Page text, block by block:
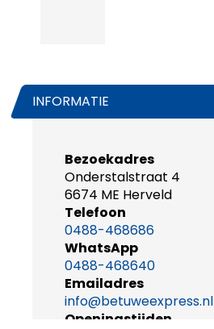
INFORMATIE
Bezoekadres
Onderstalstraat 4
6674 ME Herveld
Telefoon
0488-468686
WhatsApp
0488-468640
Emailadres
info@betuweexpress.nl
Openingstijden